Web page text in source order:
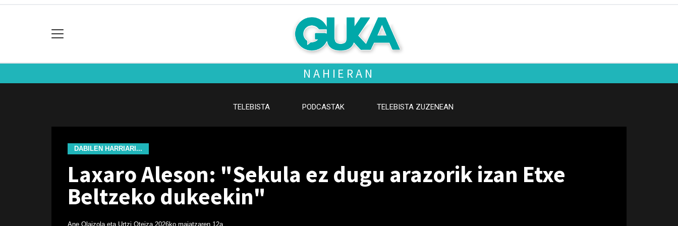
NAHIERAN
TELEBISTA PODCASTAK TELEBISTA ZUZENEAN
DABILEN HARRIARI...
Laxaro Aleson: "Sekula ez dugu arazorik izan Etxe
Beltzeko dukeekin"
Ane Olaizola eta Urtzi Oteiza 2026ko maiatzaren 12a